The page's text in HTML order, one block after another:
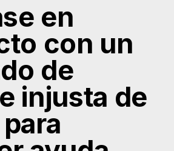
en
con un
de
injusta de